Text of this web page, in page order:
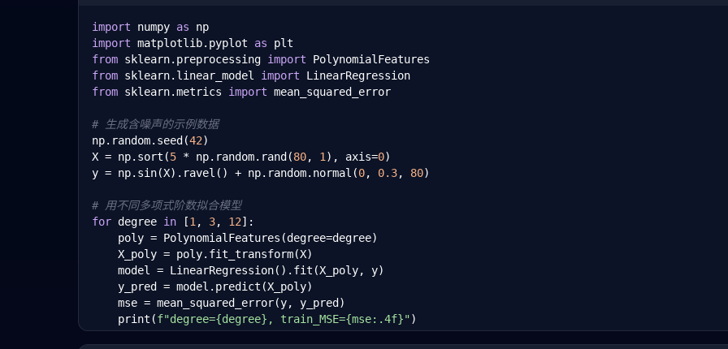
import numpy as
import matplotlib.pyplot as
from sklearn.preprocessing import
from sklearn.linear_model import
from sklearn.metrics import mean_squared_error
# 生成含噪声的示例数据
np.random.seed(42)
X = np.sort(5 * np.random.rand(80, 1 ), axis=0)
y = np.sin(X).ravel() + np.random.normal(0, 0.3, 80)
# 用不同多项式阶数拟合模型
for degree in [1 , 3, 12]:
    poly = PolynomialFeatures(degree=degree)
    X_poly = poly.fit_transform(X)
    model = LinearRegression().fit(X_poly, y)
    y_pred = model.predict(X_poly)
    mse = mean_squared_error(y, y_pred)
    print(
f"degree={degree}, train_MSE={mse:.4f}")